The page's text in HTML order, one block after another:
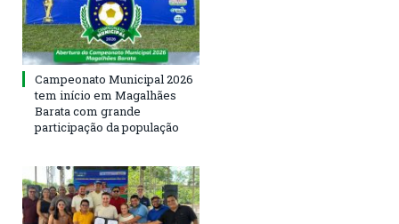
Campeonato Municipal 2026
tem início em Magalhães
Barata com grande
participação da população